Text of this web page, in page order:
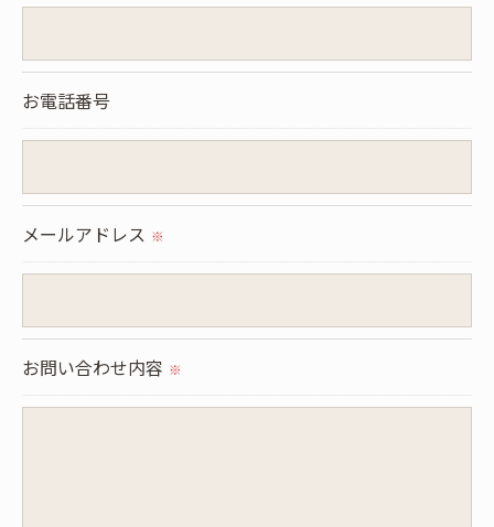
当社では、利用目的の達成に必要な範囲において、
＜個人情報を与えなかった場合に生じる結果＞
お電話番号
メールアドレス ※
お問い合わせ内容 ※